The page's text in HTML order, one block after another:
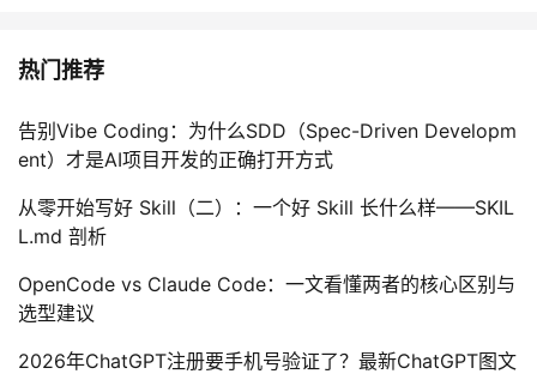
热门推荐
告别Vibe Coding：为什么SDD（Spec-Driven Developm
ent）才是AI项目开发的正确打开方式
从零开始写好 Skill（二）：一个好 Skill 长什么样——SKIL
L.md 剖析
OpenCode vs Claude Code：一文看懂两者的核心区别与
选型建议
2026年ChatGPT注册要手机号验证了？最新ChatGPT图文